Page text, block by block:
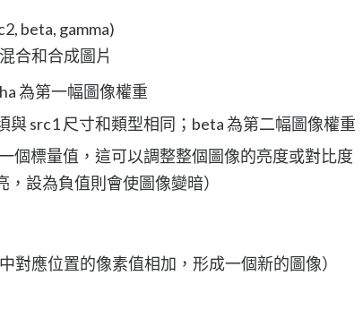
beta, gamma)
合和合成圖片
為第一幅圖像權重
與 src1 尺寸和類型相同；beta 為第二幅圖像權重
個標量值，這可以調整整個圖像的亮度或對比度
，設為負值則會使圖像變暗）
對應位置的像素值相加，形成一個新的圖像）